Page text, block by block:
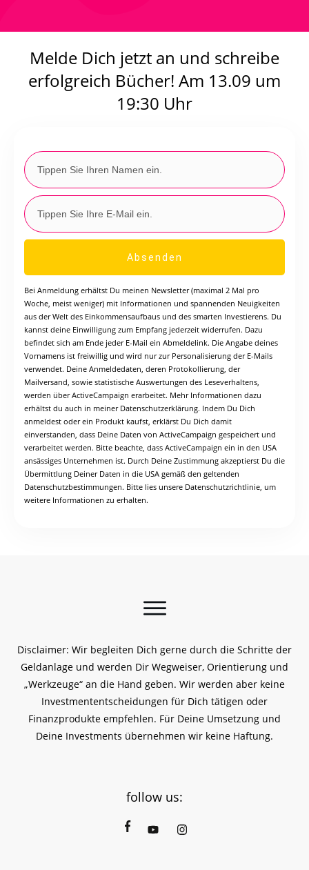
Melde Dich jetzt an und schreibe
erfolgreich Bücher! Am 13.09 um
19:30 Uhr
Absenden
Bei Anmeldung erhältst Du meinen Newsletter (maximal 2 Mal pro
Woche, meist weniger) mit Informationen und spannenden Neuigkeiten
aus der Welt des Einkommensaufbaus und des smarten Investierens. Du
kannst deine Einwilligung zum Empfang jederzeit widerrufen. Dazu
befindet sich am Ende jeder E-Mail ein Abmeldelink. Die Angabe deines
Vornamens ist freiwillig und wird nur zur Personalisierung der E-Mails
verwendet. Deine Anmeldedaten, deren Protokollierung, der
Mailversand, sowie statistische Auswertungen des Leseverhaltens,
werden über ActiveCampaign erarbeitet. Mehr Informationen dazu
erhältst du auch in meiner Datenschutzerklärung. Indem Du Dich
anmeldest oder ein Produkt kaufst, erklärst Du Dich damit
einverstanden, dass Deine Daten von ActiveCampaign gespeichert und
verarbeitet werden. Bitte beachte, dass ActiveCampaign ein in den USA
ansässiges Unternehmen ist. Durch Deine Zustimmung akzeptierst Du die
Übermittlung Deiner Daten in die USA gemäß den geltenden
Datenschutzbestimmungen. Bitte lies unsere Datenschutzrichtlinie, um
weitere Informationen zu erhalten.
Disclaimer: Wir begleiten Dich gerne durch die Schritte der
Geldanlage und werden Dir Wegweiser, Orientierung und
„Werkzeuge“ an die Hand geben. Wir werden aber keine
Investmententscheidungen für Dich tätigen oder
Finanzprodukte empfehlen. Für Deine Umsetzung und
Deine Investments übernehmen wir keine Haftung.
follow us: